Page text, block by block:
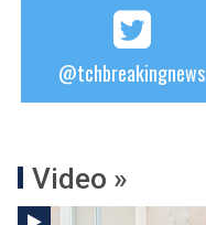
@tchbreakingnews
Video »